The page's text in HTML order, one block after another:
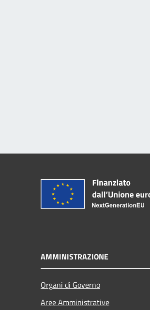
AMMINISTRAZIONE
Organi di Governo
Aree Amministrative